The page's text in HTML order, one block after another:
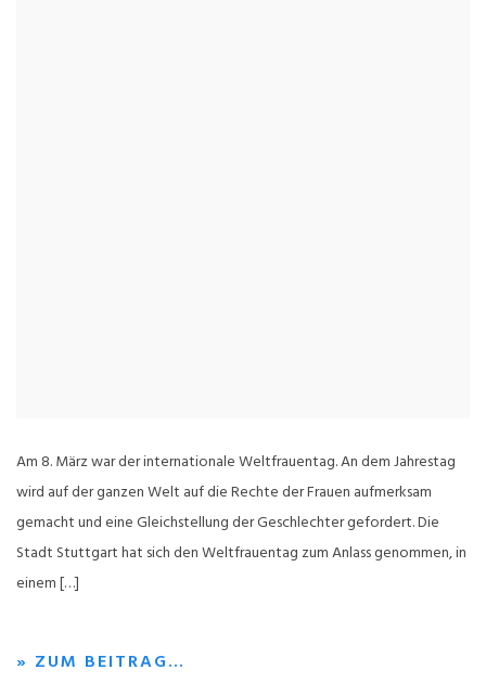
Am 8. März war der internationale Weltfrauentag. An dem Jahrestag
wird auf der ganzen Welt auf die Rechte der Frauen aufmerksam
gemacht und eine Gleichstellung der Geschlechter gefordert. Die
Stadt Stuttgart hat sich den Weltfrauentag zum Anlass genommen, in
einem […]
» ZUM BEITRAG…